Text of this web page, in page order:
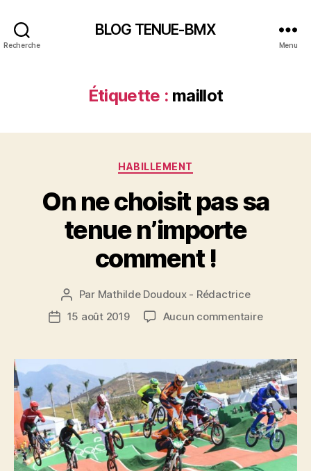
Recherche
BLOG TENUE-BMX
Menu
Étiquette : maillot
Catégories
HABILLEMENT
On ne choisit pas sa
tenue n’importe
comment !
Auteur
de
Par Mathilde Doudoux - Rédactrice
Date15 août 2019 Aucun commentairesur
choisit
pas
sa
tenue
n’importe
comment